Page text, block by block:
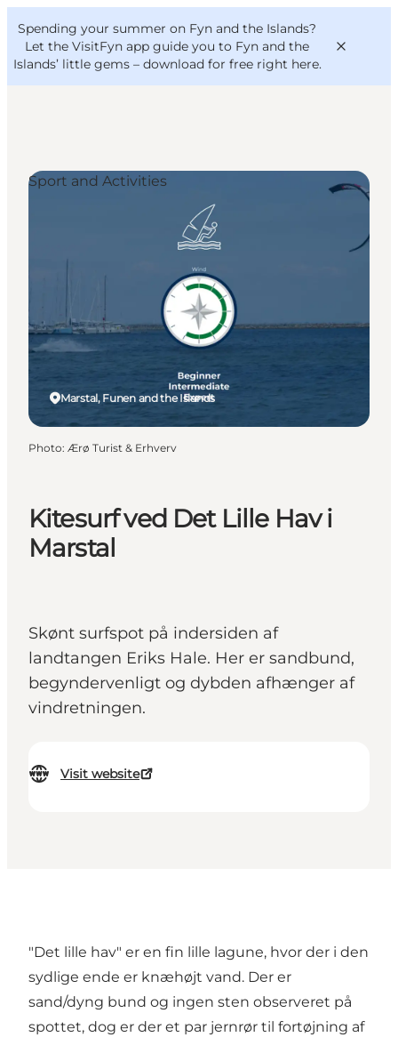
Spending your summer on Fyn and the Islands?
Let the VisitFyn app guide you to Fyn and the
Islands’ little gems – download for free right here.
Things to do
Outdoor and bike
VisitFyn
Deutsch
Kitesurf ved Det Lille Hav i
Marstal
Skønt surfspot på indersiden af
landtangen Eriks Hale. Her er sandbund,
begyndervenligt og dybden afhænger af
vindretningen.
Visit website
Marstal, Funen and the Islands
Sport and Activities
Photo: Ærø Turist & Erhverv
"Det lille hav" er en fin lille lagune, hvor der i den
sydlige ende er knæhøjt vand. Der er
sand/dyng bund og ingen sten observeret på
spottet, dog er der et par jernrør til fortøjning af